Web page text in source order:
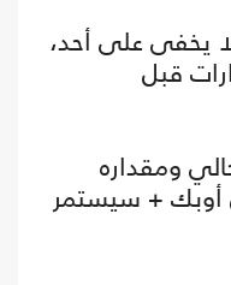
يخفى على أحد،
قبل
ومقداره
أوبك + سيستمر